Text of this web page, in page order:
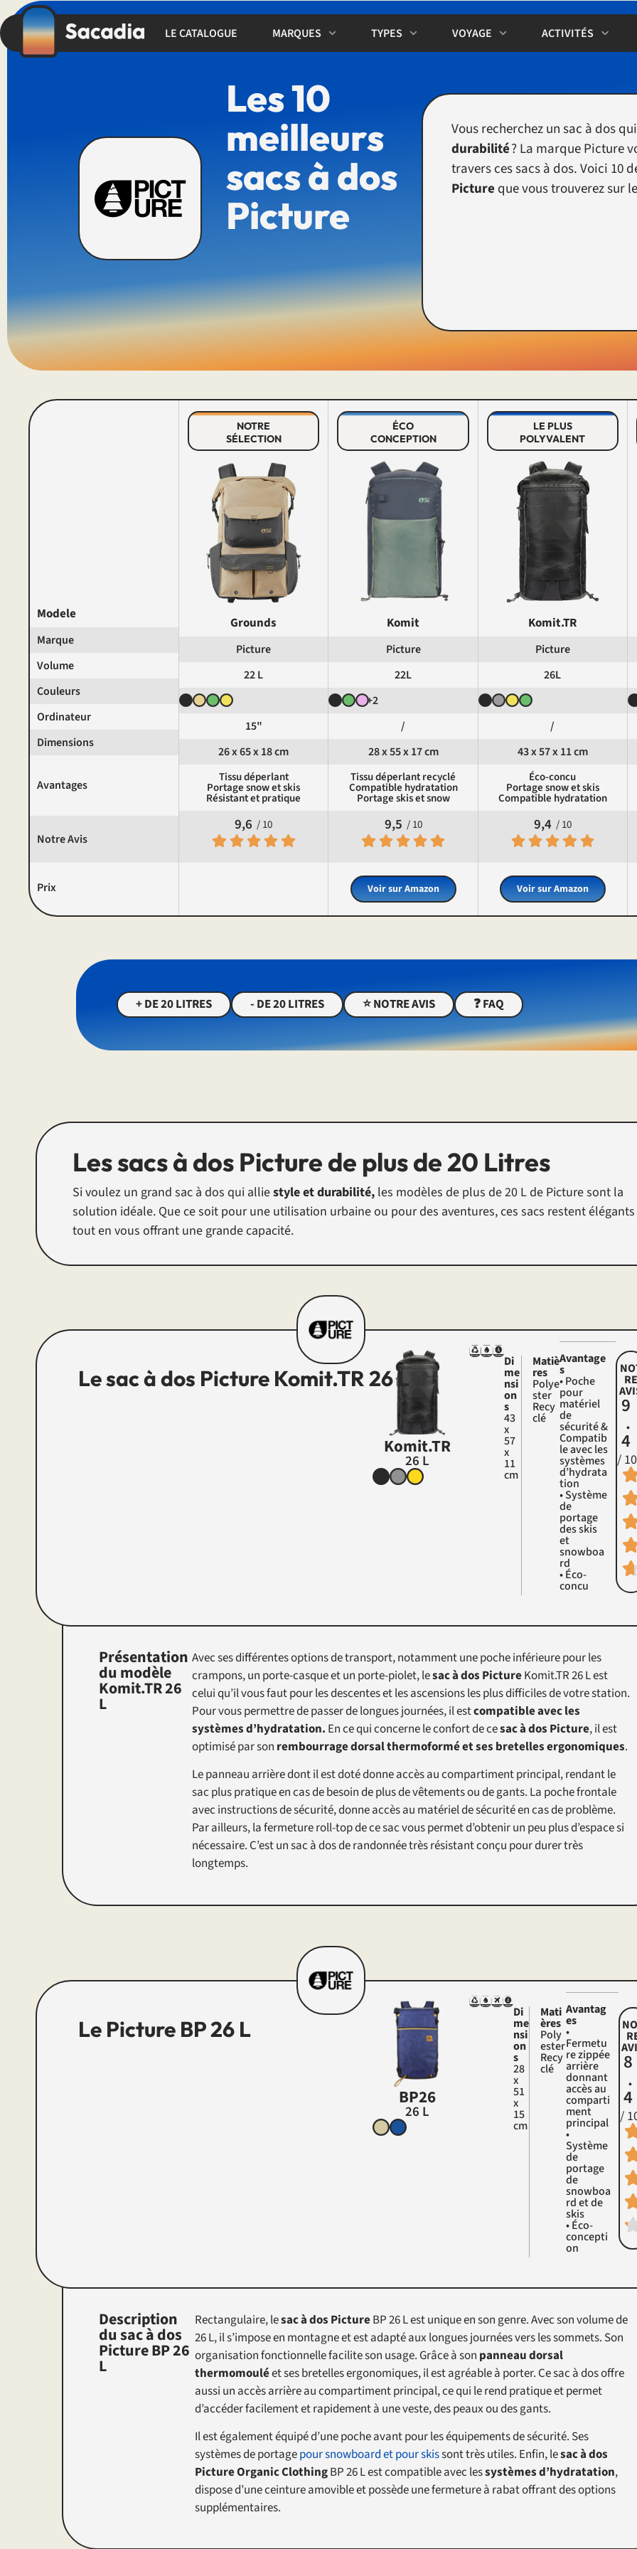
LE CATALOGUE MARQUES TYPES VOYAGE ACTIVITÉS
Les 10
meilleurs
sacs à dos
Picture
Vous recherchez un sac à dos
durabilité? La marque Picture
travers ces sacs à dos. Voici 10
Picture que vous trouverez sur
Modele
Marque
Volume
Couleurs
Ordinateur
Dimensions
Avantages
Notre Avis
Prix
NOTRE
SÉLECTION
Grounds
Picture
22 L
15"
26 x 65 x 18 cm
Tissu déperlant
Portage snow et skis
Résistant et pratique
9,6 / 10
ÉCO
CONCEPTION
Komit
Picture
22L
+2
/
28 x 55 x 17 cm
Tissu déperlant recyclé
Compatible hydratation
Portage skis et snow
9,5 / 10
Voir sur Amazon
LE PLUS
POLYVALENT
Komit.TR
Picture
26L
/
43 x 57 x 11 cm
Éco-concu
Portage snow et skis
Compatible hydratation
9,4 / 10
Voir sur Amazon
+ DE 20 LITRES - DE 20 LITRES ⭐️ NOTRE AVIS ❓ FAQ
Les sacs à dos Picture de plus de 20 Litres
Si voulez un grand sac à dos qui alliestyle et durabilité, les modèles de plus de 20 L de Picture sont la
solution idéale. Que ce soit pour une utilisation urbaine ou pour des aventures, ces sacs restent élégants
tout en vous offrant une grande capacité.
Le sac à dos Picture Komit.TR 26 L
Komit.TR
26 L
Di
me
nsi
on
s
43
x
57
x
11
cm
Matiè
res
Polye
Ster
Recy
Clé
Avantage
s
• Poche
pour
matériel
de
sécurité &
Compatib
le avec les
systèmes
d’hydrata
tion
• Système
de
portage
des skis
et
snowboa
rd
• Éco-
concu
RE
9
.
4
/ 10
Présentation
du modèle
Komit.TR 26
L
Avec ses différentes options de transport, notamment une poche inférieure pour les
crampons, un porte-casque et un porte-piolet, lesac à dos PictureKomit.TR 26 L est
celui qu’il vous faut pour les descentes et les ascensions les plus difficiles de votre station.
Pour vous permettre de passer de longues journées, il estcompatible avec les
systèmes d’hydratation. En ce qui concerne le confort de cesac à dos Picture, il est
optimisé par son rembourrage dorsal thermoformé et ses bretelles ergonomiques.
Le panneau arrière dont il est doté donne accès au compartiment principal, rendant le
sac plus pratique en cas de besoin de plus de vêtements ou de gants. La poche frontale
avec instructions de sécurité, donne accès au matériel de sécurité en cas de problème.
Par ailleurs, la fermeture roll-top de ce sac vous permet d’obtenir un peu plus d’espace si
nécessaire. C’est un sac à dos de randonnée très résistant conçu pour durer très
longtemps.
Le Picture BP 26 L
BP26
26 L
Di
me
nsi
on
s
28
x
51
x
15
cm
Mati
ères
Poly
Ester
Recy
Clé
Avantag
es
•
Fermetu
re zippée
arrière
donnant
accès au
comparti
ment
principal
•
Système
de
portage
de
snowboa
rd et de
skis
• Éco-
concepti
on
8
.
4
/
Description
du sac à dos
Picture BP 26
L
Rectangulaire, lesac à dos PictureBP 26 L est unique en son genre. Avec son volume de
26 L, il s’impose en montagne et est adapté aux longues journées vers les sommets. Son
organisation fonctionnelle facilite son usage. Grâce à son panneau dorsal
thermomouléet ses bretelles ergonomiques, il est agréable à porter. Ce sac à dos offre
aussi un accès arrière au compartiment principal, ce qui le rend pratique et permet
d’accéder facilement et rapidement à une veste, des peaux ou des gants.
Il est également équipé d’une poche avant pour les équipements de sécurité. Ses
systèmes de portagepour snowboard et pour skissont très utiles. Enfin, lesac à dos
Picture Organic ClothingBP 26 L est compatible avec lessystèmes d’hydratation,
dispose d’une ceinture amovible et possède une fermeture à rabat offrant des options
supplémentaires.